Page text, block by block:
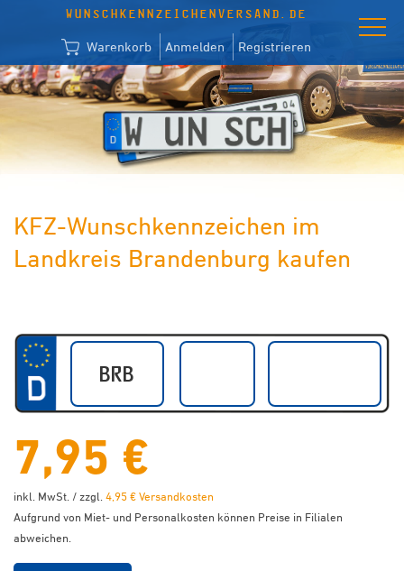
WUNSCHKENNZEICHENVERSAND.DE
Warenkorb Anmelden Registrieren
KFZ-Wunschkennzeichen im
Landkreis Brandenburg kaufen
7,95 €
inkl. MwSt. / zzgl. 4,95 € Versandkosten
Aufgrund von Miet- und Personalkosten können Preise in Filialen
abweichen.